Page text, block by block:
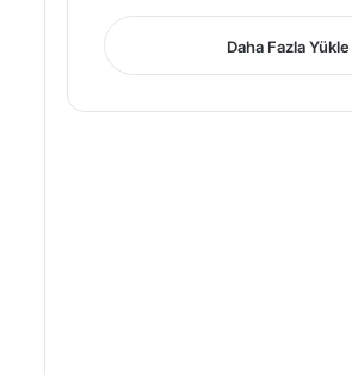
Daha Fazla Yükle